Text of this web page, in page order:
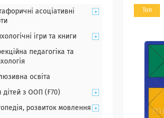
Топ
асоціативні
ігри та книги
педагогіка та
освіта
дітей з ООП (F70)
розвиток мовлення